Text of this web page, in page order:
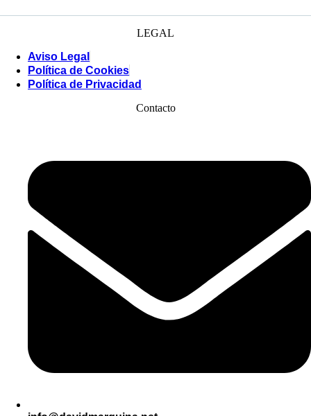
LEGAL
Aviso Legal
Política de Cookies
Política de Privacidad
Contacto